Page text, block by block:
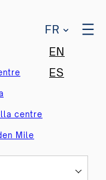
FR
EN
ES
centre
Mile